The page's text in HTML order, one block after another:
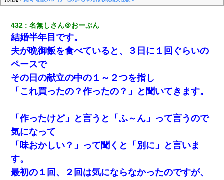
432 名無しさん＠おーぷん
結婚半年目です。
夫が晩御飯を食べていると、３日に１回ぐらいの
ペースで
その日の献立の中の１～２つを指し
「これ買ったの？作ったの？」と聞いてきます。
「作ったけど」と言うと「ふ～ん」って言うので
気になって
「味おかしい？」って聞くと「別に」と言いま
す。
最初の１回、２回は気にならなかったのですが、